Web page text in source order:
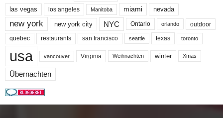
las vegas los angeles Manitoba miami nevada
new york new york city NYC Ontario orlando outdoor
quebec restaurants san francisco seattle texas toronto
usa vancouver Virginia Weihnachten winter Xmas
Übernachten